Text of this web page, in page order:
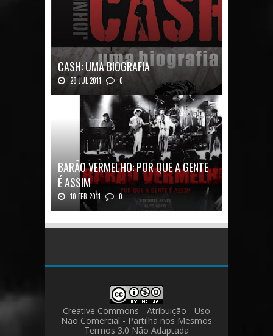
CASH: UMA BIOGRAFIA
28 JUL 2011 0
Quadrinhos alemães contam a história de um
BARÃO VERMELHO: POR QUE A GENTE
É ASSIM
10 FEB 2011 0
Barão Vermelho: Por que a Gente é
Creative Commons - Atribuição - Uso
Não Comercial - Partilha nos Mesmos
Termos 3.0 Não Adaptada